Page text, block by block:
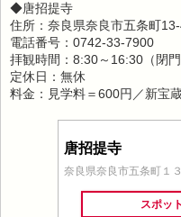
◆唐招提寺
住所：奈良県奈良市五条町
電話番号：0742-33-7900
拝観時間：8:30～16:30（閉門
定休日：無休
料金：見学料＝600円／新宝
唐招提寺
奈良県奈良市五条町１
スポッ